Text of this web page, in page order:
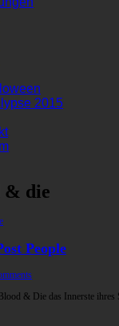
2015
& die
People
& Die das Innerste